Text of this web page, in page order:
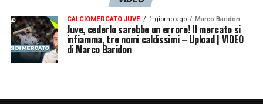
CALCIOMERCATO JUVE 1 giorno ago Marco Baridon
Juve, cederlo sarebbe un errore! Il mercato si
infiamma, tre nomi caldissimi – Upload | VIDEO
di Marco Baridon